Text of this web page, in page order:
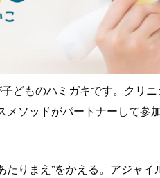
どものハミガキです。クリ
ソッドがパートナーして
たりまえ”をかえる。アジ